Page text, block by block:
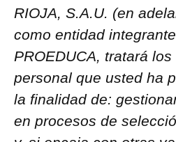
RIOJA, S.A.U. (en
como entidad
PROEDUCA, tratará
personal que usted ha
la finalidad de:
en procesos de